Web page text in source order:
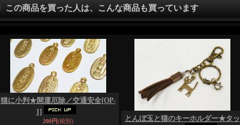
この商品を買った人は、こんな商品も買っています
猫に小判★開運厄除／交通安全[OP-
1]
200円(税別)
とんぼ玉と猫のキーホルダー★タッ